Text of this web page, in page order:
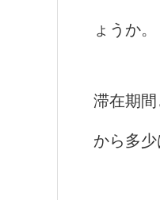
ょうか。
滞在期
から多少